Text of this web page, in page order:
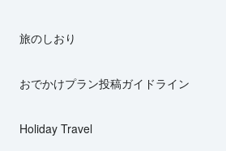
旅のしおり
おでかけプラン投稿ガイドライン
Holiday Travel